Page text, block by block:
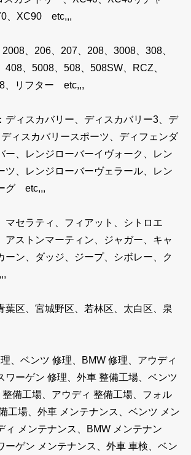
、XC90 etc,,,
、206、207、208、3008、308、
408、5008、508、508SW、RCZ、
、リフター etc,,,
ディスカバリー、ディスカバリー3、デ
ィスカバリースポーツ、ディフェンダ
ー、レンジローバーイヴォーク、レン
ツ、レンジローバーヴェラール、レン
グ etc,,,
マセラティ、フィアット、シトロエ
アストンマーティン、ジャガー、キャ
ーン、ダッジ、ジープ、シボレー、ク
区、宮城野区、若林区、太白区、泉
理、ベンツ 修理、BMW 修理、アウディ
ワーゲン 修理、外車 整備工場、ベンツ
備工場、アウディ 整備工場、フォル
工場、外車 メンテナンス、ベンツ メン
ィ メンテナンス、BMW メンテナン
ーゲン メンテナンス、外車 車検、ベン